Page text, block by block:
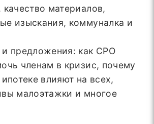
качество материалов,
изыскания, коммуналка и
предложения: как СРО
членам в кризис, почему
влияют на всех,
малоэтажки и многое